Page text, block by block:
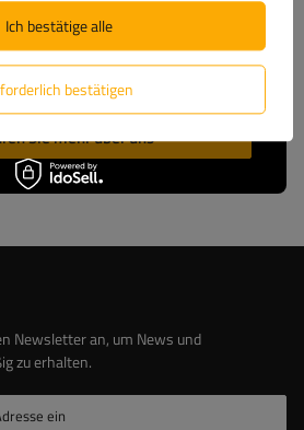
Support und ständigen
Ersatzteile. Setzen Sie auf
vom Marktführer.
Sie mehr über uns
Newsletter an, um News und
zu erhalten.
ein
bestätigen
Ich bestätige alle